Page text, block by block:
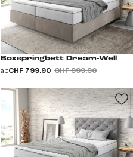
Boxspringbett Dream-Well
abCHF 799.90 CHF 999.90